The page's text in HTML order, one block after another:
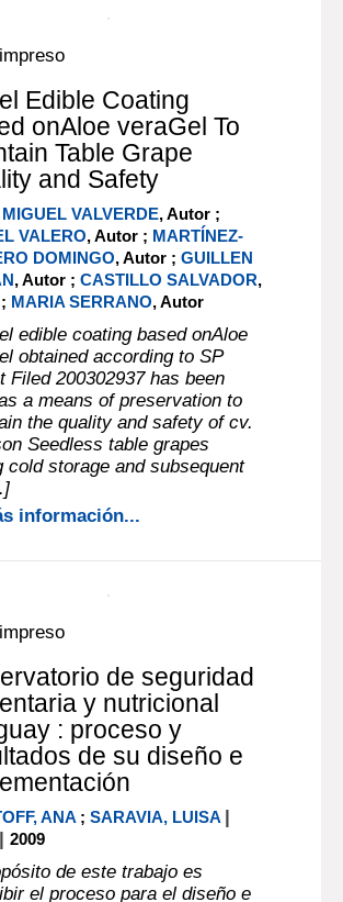
current information on
Edible Coating
onAloe veraGel To
Table Grape
and Safety
VALVERDE, Autor ;
VALERO, Autor ;MARTÍNEZ-
DOMINGO , Autor ;GUILLEN
, Autor ;CASTILLO SALVADOR
;MARIA SERRANO , Autor
edible coating based onAloe
obtained according to SP
Filed 200302937 has been
the quality and safety of cv.
Seedless table grapes
de seguridad
y nutricional
: proceso y